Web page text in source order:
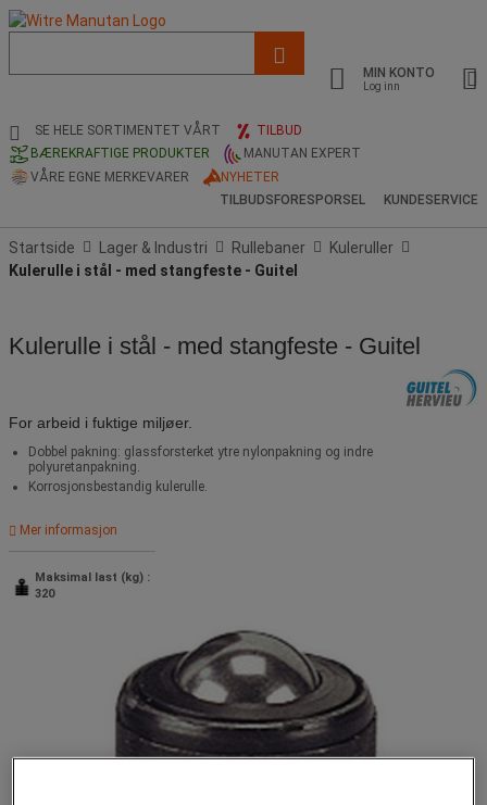
og
søkehistorikk
MIN KONTO
Log inn
SE HELE SORTIMENTET VÅRT
TILBUD
BÆREKRAFTIGE PRODUKTER
MANUTAN EXPERT
VÅRE EGNE MERKEVARER
NYHETER
TILBUDSFORESPORSEL
KUNDESERVICE
Startside Lager & Industri Rullebaner
Kuleruller
Kulerulle i stål - med stangfeste - Guitel
Kulerulle i stål - med stangfeste - Guitel
For arbeid i fuktige miljøer.
Dobbel pakning: glassforsterket ytre nylonpakning og indre
polyuretanpakning.
Korrosjonsbestandig kulerulle.
Mer informasjon
Maksimal last (kg) :
320